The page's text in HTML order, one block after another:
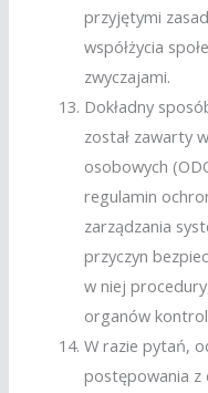
przyjętymi
współżycia
zwyczajami.
Dokładny
został zawarty
osobowych
regulamin
zarządzania
przyczyn
w niej
organów
W razie pytań,
postępowania z